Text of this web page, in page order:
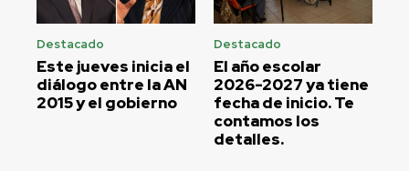
Destacado
Este jueves inicia el
diálogo entre la AN
2015 y el gobierno
Destacado
El año escolar
2026-2027 ya tiene
fecha de inicio. Te
contamos los
detalles.